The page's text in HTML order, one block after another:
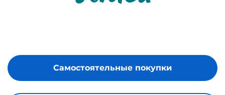
Самостоятельные покупки